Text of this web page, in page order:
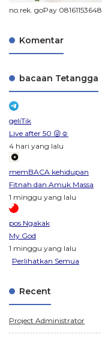
no.rek. goPay 08161153648
Komentar
bacaan Tetangga
geliTik
Live after 50 😜☺️
4 hari yang lalu
memBACA kehidupan
Fitnah dan Amuk Massa
1 minggu yang lalu
pos Ngakak
My God
1 minggu yang lalu
Perlihatkan Semua
Recent
Project Administrator